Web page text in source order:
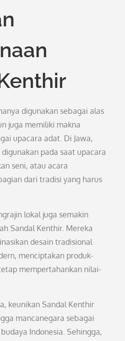
digunakan sebagai alas
juga memiliki makna
upacara adat. Di Jawa,
pada saat upacara
seni, atau acara
dari tradisi yang harus
lokal juga semakin
Sandal Kenthir. Mereka
desain tradisional
menciptakan produk-
mempertahankan nilai-
keunikan Sandal Kenthir
mancanegara sebagai
Indonesia. Sehingga,